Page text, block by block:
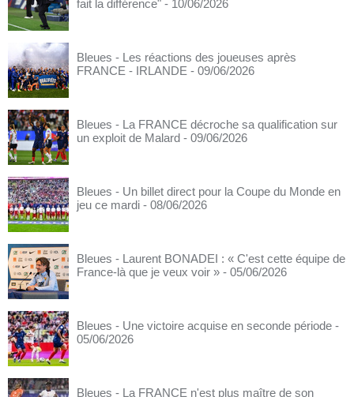
fait la différence" - 10/06/2026
Bleues - Les réactions des joueuses après
FRANCE - IRLANDE - 09/06/2026
Bleues - La FRANCE décroche sa qualification sur
un exploit de Malard - 09/06/2026
Bleues - Un billet direct pour la Coupe du Monde en
jeu ce mardi - 08/06/2026
Bleues - Laurent BONADEI : « C'est cette équipe de
France-là que je veux voir » - 05/06/2026
Bleues - Une victoire acquise en seconde période -
05/06/2026
Bleues - La FRANCE n'est plus maître de son